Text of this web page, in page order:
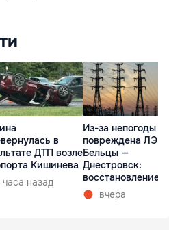
в
ДТП возле
Кишинева
часа назад
Из-за непогоды
повреждена ЛЭП
Бельцы —
Днестровск:
восстановление
займет более
вчера